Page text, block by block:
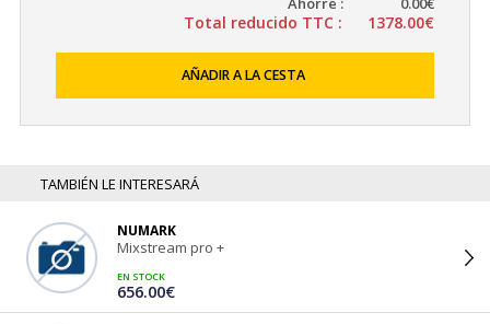
Total reducido TTC : 1378.00€
AÑADIR A LA CESTA
TAMBIÉN LE INTERESARÁ
NUMARK
Mixstream pro +
EN STOCK
656.00€